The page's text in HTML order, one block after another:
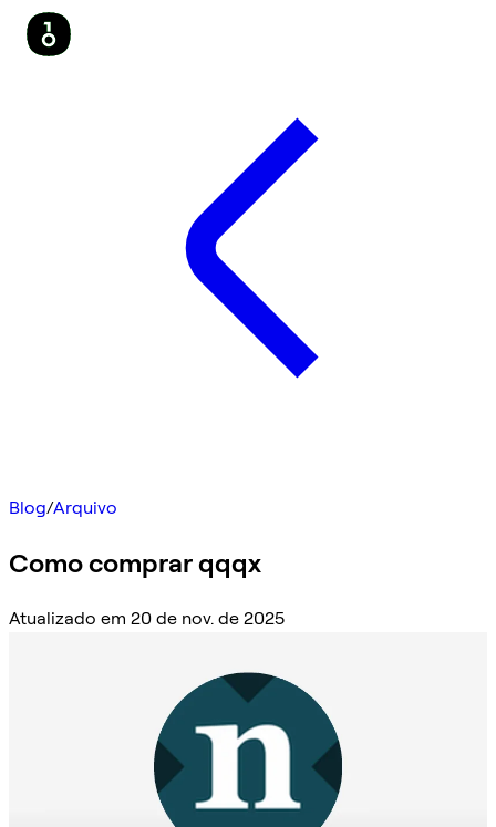
Blog/Arquivo
Como comprar qqqx
Atualizado em 20 de nov. de 2025